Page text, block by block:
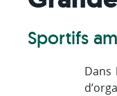
Sportifs
Dans